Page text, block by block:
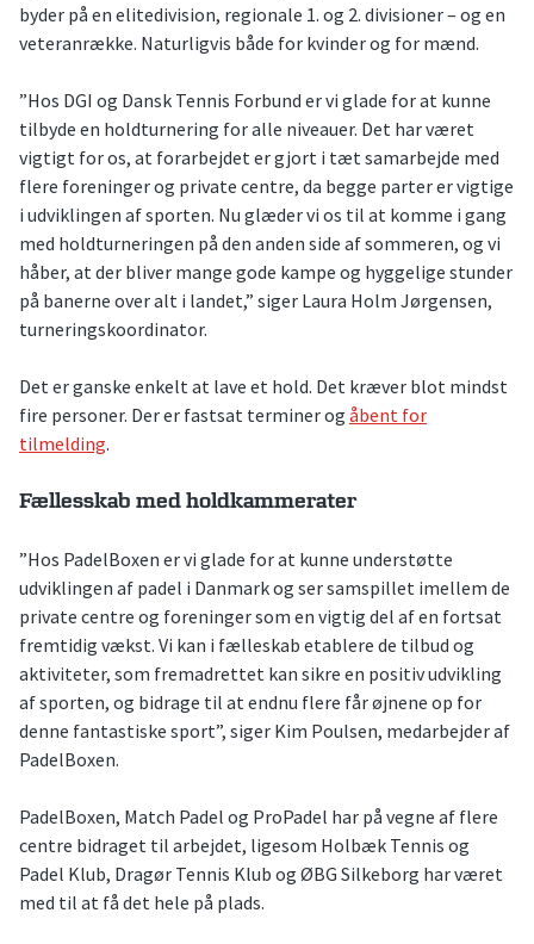
byder på en elitedivision, regionale 1. og 2. divisioner – og en
veteranrække. Naturligvis både for kvinder og for mænd.
”Hos DGI og Dansk Tennis Forbund er vi glade for at kunne
tilbyde en holdturnering for alle niveauer. Det har været
vigtigt for os, at forarbejdet er gjort i tæt samarbejde med
flere foreninger og private centre, da begge parter er vigtige
i udviklingen af sporten. Nu glæder vi os til at komme i gang
med holdturneringen på den anden side af sommeren, og vi
håber, at der bliver mange gode kampe og hyggelige stunder
på banerne over alt i landet,” siger Laura Holm Jørgensen,
turneringskoordinator.
Det er ganske enkelt at lave et hold. Det kræver blot mindst
fire personer. Der er fastsat terminer og åbent for
tilmelding.
Fællesskab med holdkammerater
”Hos PadelBoxen er vi glade for at kunne understøtte
udviklingen af padel i Danmark og ser samspillet imellem de
private centre og foreninger som en vigtig del af en fortsat
fremtidig vækst. Vi kan i fælleskab etablere de tilbud og
aktiviteter, som fremadrettet kan sikre en positiv udvikling
af sporten, og bidrage til at endnu flere får øjnene op for
denne fantastiske sport”, siger Kim Poulsen, medarbejder af
PadelBoxen.
PadelBoxen, Match Padel og ProPadel har på vegne af flere
centre bidraget til arbejdet, ligesom Holbæk Tennis og
Padel Klub, Dragør Tennis Klub og ØBG Silkeborg har været
med til at få det hele på plads.